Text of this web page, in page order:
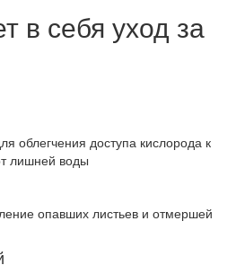
в себя уход за
облегчения доступа кислорода к
лишней воды
опавших листьев и отмершей